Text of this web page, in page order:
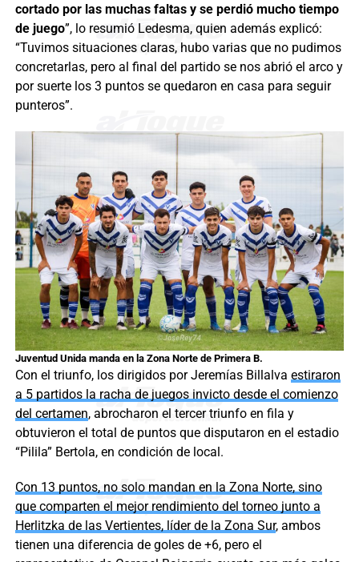
cortado por las muchas faltas y se perdió mucho tiempo
de juego”, lo resumió Ledesma, quien además explicó:
“Tuvimos situaciones claras, hubo varias que no pudimos
concretarlas, pero al final del partido se nos abrió el arco y
por suerte los 3 puntos se quedaron en casa para seguir
punteros”.
Juventud Unida manda en la Zona Norte de Primera B.
Con el triunfo, los dirigidos por Jeremías Billalva estiraron
a 5 partidos la racha de juegos invicto desde el comienzo
del certamen, abrocharon el tercer triunfo en fila y
obtuvieron el total de puntos que disputaron en el estadio
“Pilila” Bertola, en condición de local.
Con 13 puntos, no solo mandan en la Zona Norte, sino
que comparten el mejor rendimiento del torneo junto a
Herlitzka de las Vertientes, líder de la Zona Sur, ambos
tienen una diferencia de goles de +6, pero el